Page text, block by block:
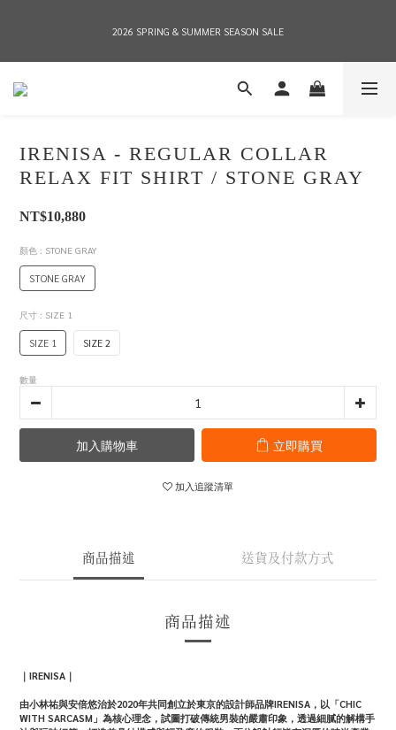
2026 SPRING & SUMMER SEASON SALE
2026 SPRING & SUMMER SEASON SALE
全店消費滿NT$8,000 享有7-11店到店免運費，NT$10,000店到店與宅配到府免運費
2026 SPRING & SUMMER SEASON SALE
IRENISA - REGULAR COLLAR
RELAX FIT SHIRT / STONE GRAY
NT$10,880
顏色 : STONE GRAY
STONE GRAY
尺寸 : SIZE 1
SIZE 1 SIZE 2
數量
加入購物車 立即購買
加入追蹤清單
商品描述 送貨及付款方式
商品描述
｜IRENISA｜
由小林祐與安倍悠治於2020年共同創立於東京的設計師品牌IRENISA，以「CHIC
WITH SARCASM」為核心理念，試圖打破傳統男裝的嚴肅印象，透過細膩的解構手